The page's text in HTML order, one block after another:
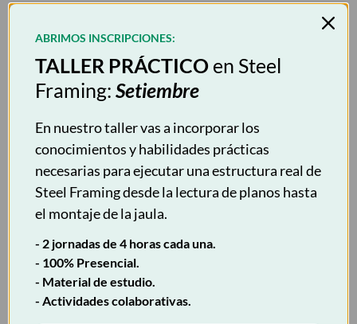
La experiencia del Instituto Tecnológico Universitario (ITU) se
hace sentir en la gestión académica, inscripción, seguimiento y
acompañamiento docente. Destacan por su profesionalismo y
tercera y cuarta ediciónpara 2026, demostrando el impulso
sostenido de estas tecnologías en la provincia.
Si querés formarte y trabajar
con sistemas constructivos
modernos, este es el
momento.
ABRIMOS INSCRIPCIONES:
TALLER PRÁCTICO en Steel
Framing: Setiembre
En nuestro taller vas a incorporar los
conocimientos y habilidades prácticas
necesarias para ejecutar una estructura real de
Steel Framing desde la lectura de planos hasta
el montaje de la jaula.
- 2 jornadas de 4 horas cada una.
- 100% Presencial.
- Material de estudio.
- Actividades colaborativas.